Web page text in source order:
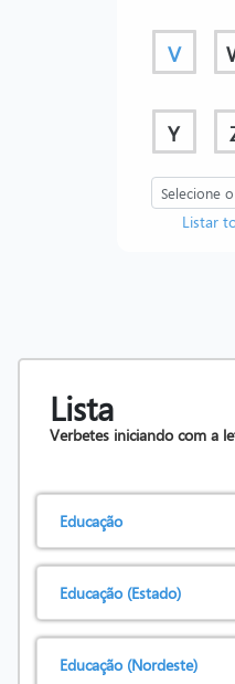
V
Y
Listar
Lista
Verbetes iniciando com a
Educação
Educação (Estado)
Educação (Nordeste)